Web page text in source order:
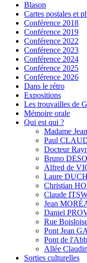
Blason
Cartes postales et
Conférence 2018
Conférence 2019
Conférence 2022
Conférence 2023
Conférence 2024
Conférence 2025
Conférence 2026
Dans le rétro
Expositions
Les trouvailles de
Mémoire orale
Qui est qui ?
Madame
Paul
Docteur
Bruno
Alfred de
Laure
Christian
Claude
Jean
Daniel
Rue
Pont Jean
Pont de
Allée
Sorties culturelles